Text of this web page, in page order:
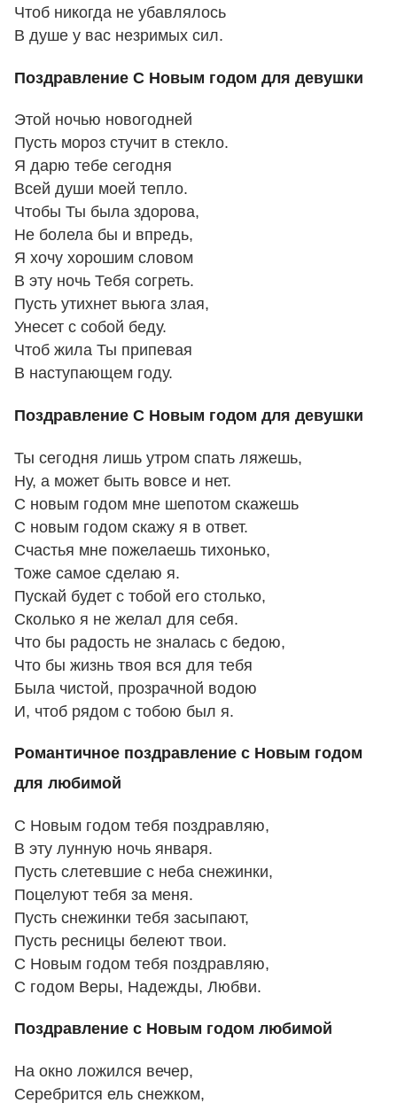
Чтоб никогда не убавлялось
В душе у вас незримых сил.
Поздравление С Новым годом для девушки
Этой ночью новогодней
Пусть мороз стучит в стекло.
Я дарю тебе сегодня
Всей души моей тепло.
Чтобы Ты была здорова,
Не болела бы и впредь,
Я хочу хорошим словом
В эту ночь Тебя согреть.
Пусть утихнет вьюга злая,
Унесет с собой беду.
Чтоб жила Ты припевая
В наступающем году.
Поздравление С Новым годом для девушки
Ты сегодня лишь утром спать ляжешь,
Ну, а может быть вовсе и нет.
С новым годом мне шепотом скажешь
С новым годом скажу я в ответ.
Счастья мне пожелаешь тихонько,
Тоже самое сделаю я.
Пускай будет с тобой его столько,
Сколько я не желал для себя.
Что бы радость не зналась с бедою,
Что бы жизнь твоя вся для тебя
Была чистой, прозрачной водою
И, чтоб рядом с тобою был я.
Романтичное поздравление с Новым годом
для любимой
С Новым годом тебя поздравляю,
В эту лунную ночь января.
Пусть слетевшие с неба снежинки,
Поцелуют тебя за меня.
Пусть снежинки тебя засыпают,
Пусть ресницы белеют твои.
С Новым годом тебя поздравляю,
С годом Веры, Надежды, Любви.
Поздравление с Новым годом любимой
На окно ложился вечер,
Серебрится ель снежком,